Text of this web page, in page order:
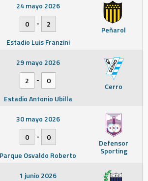
Peñarol
24 mayo 2026
0
-
2
Estadio Luis Franzini
Cerro
29 mayo 2026
2
-
0
Estadio Antonio Ubilla
Defensor
Sporting
30 mayo 2026
0
-
0
Parque Osvaldo Roberto
1 junio 2026